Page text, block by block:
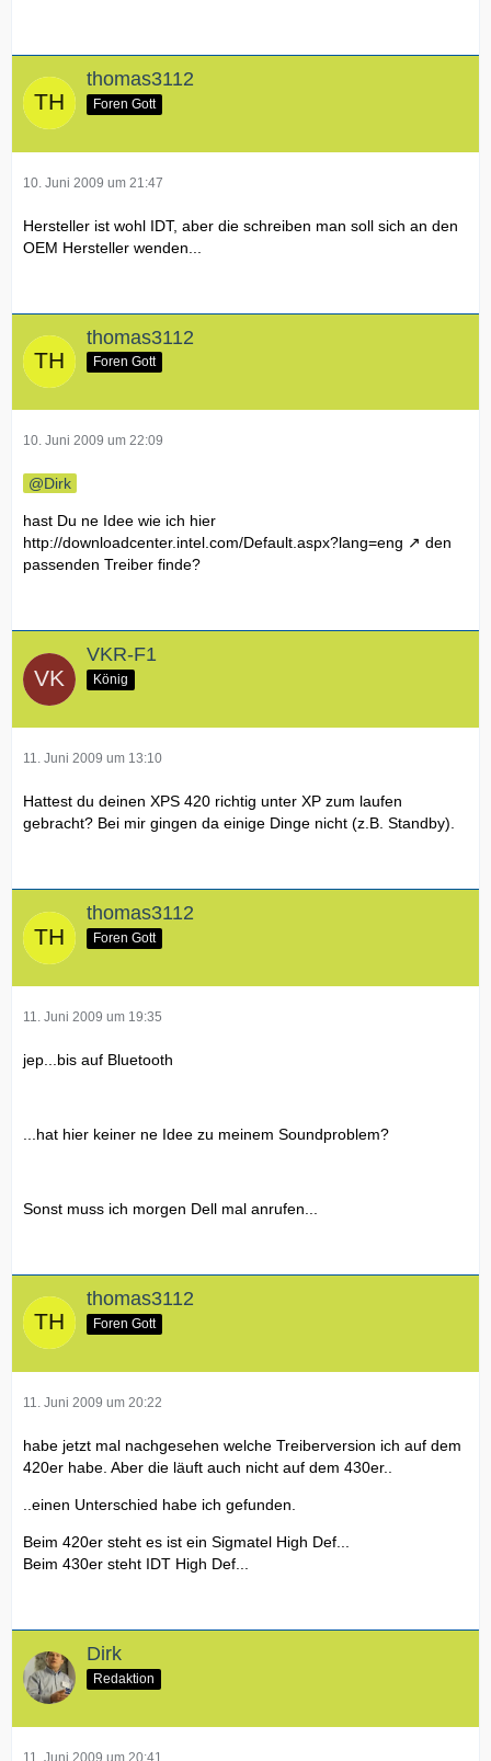
thomas3112
Foren Gott
10. Juni 2009 um 21:47
Hersteller ist wohl IDT, aber die schreiben man soll sich an den
OEM Hersteller wenden...
thomas3112
Foren Gott
10. Juni 2009 um 22:09
Dirk
hast Du ne Idee wie ich hier
http://downloadcenter.intel.com/Default.aspx?lang=eng
den
passenden Treiber finde?
VKR-F1
König
11. Juni 2009 um 13:10
Hattest du deinen XPS 420 richtig unter XP zum laufen
gebracht? Bei mir gingen da einige Dinge nicht (z.B. Standby).
thomas3112
Foren Gott
11. Juni 2009 um 19:35
jep...bis auf Bluetooth
...hat hier keiner ne Idee zu meinem Soundproblem?
Sonst muss ich morgen Dell mal anrufen...
thomas3112
Foren Gott
11. Juni 2009 um 20:22
habe jetzt mal nachgesehen welche Treiberversion ich auf dem
420er habe. Aber die läuft auch nicht auf dem 430er..
..einen Unterschied habe ich gefunden.
Beim 420er steht es ist ein Sigmatel High Def...
Beim 430er steht IDT High Def...
Dirk
Redaktion
11. Juni 2009 um 20:41